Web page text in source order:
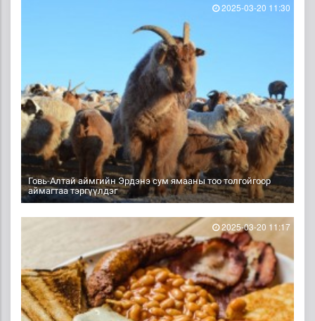
Говь-Алтай аймгийн Эрдэнэ сум ямааны тоо толгойгоор
аймагтаа тэргүүлдэг
2025-03-20 11:30
2025-03-20 11:17